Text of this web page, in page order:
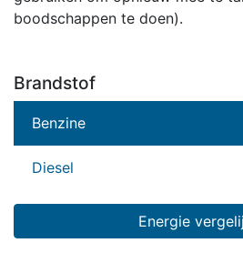
boodschappen te doen).
Brandstof
Benzine
Diesel
Energie